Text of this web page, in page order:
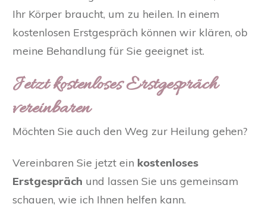
Ihr Körper braucht, um zu heilen. In einem
kostenlosen Erstgespräch können wir klären, ob
meine Behandlung für Sie geeignet ist.
Jetzt kostenloses Erstgespräch
vereinbaren
Möchten Sie auch den Weg zur Heilung gehen?
Vereinbaren Sie jetzt ein kostenloses
Erstgespräch und lassen Sie uns gemeinsam
schauen, wie ich Ihnen helfen kann.